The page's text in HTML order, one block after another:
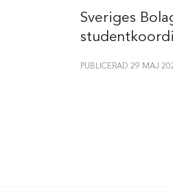
Sveriges
PUBLICERAD 29 MAJ